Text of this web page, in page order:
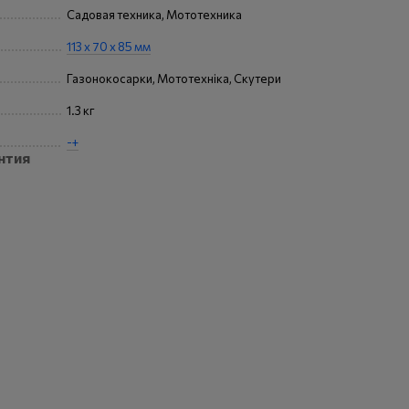
Садовая техника, Мототехника
113 x 70 x 85 мм
Газонокосарки, Мототехніка, Скутери
1.3 кг
-+